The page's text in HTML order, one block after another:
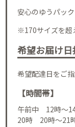
安心のゆうパッ
※170サイズを超
希望お届け
希望配達日をご指
【時間帯】
午前中 12時～
20時 20時～21